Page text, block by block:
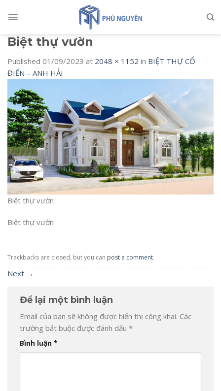
Biệt thự vườn
Published 01/09/2023 at 2048 × 1152 in BIỆT THỰ CỔ
ĐIỂN – ANH HẢI
Biệt thự vườn
Biệt thự vườn
Trackbacks are closed, but you can post a comment.
Next →
Để lại một bình luận
Email của bạn sẽ không được hiển thị công khai. Các
trường bắt buộc được đánh dấu *
Bình luận *